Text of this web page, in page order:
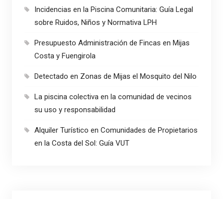
Incidencias en la Piscina Comunitaria: Guía Legal
sobre Ruidos, Niños y Normativa LPH
Presupuesto Administración de Fincas en Mijas
Costa y Fuengirola
Detectado en Zonas de Mijas el Mosquito del Nilo
La piscina colectiva en la comunidad de vecinos
su uso y responsabilidad
Alquiler Turístico en Comunidades de Propietarios
en la Costa del Sol: Guía VUT